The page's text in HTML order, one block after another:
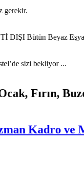
gerekir.
DIŞI Bütün Beyaz
sizi bekliyor ...
Fırın,
Kadro ve